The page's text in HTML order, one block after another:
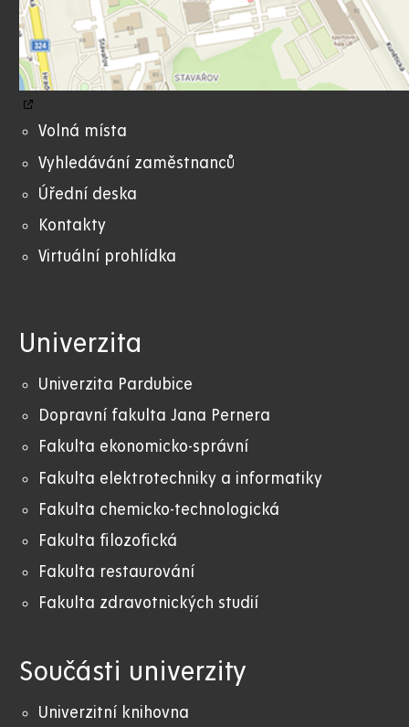
Volná místa
Vyhledávání zaměstnanců
Úřední deska
Kontakty
Virtuální prohlídka
Univerzita
Univerzita Pardubice
Dopravní fakulta Jana Pernera
Fakulta ekonomicko-správní
Fakulta elektrotechniky a informatiky
Fakulta chemicko-technologická
Fakulta filozofická
Fakulta restaurování
Fakulta zdravotnických studií
Součásti univerzity
Univerzitní knihovna